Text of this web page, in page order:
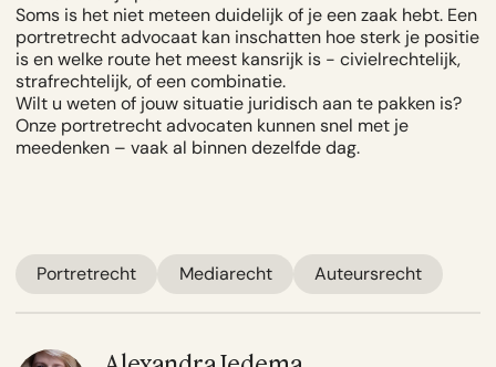
Soms is het niet meteen duidelijk of je een zaak hebt. Een
portretrecht advocaat kan inschatten hoe sterk je positie
is en welke route het meest kansrijk is - civielrechtelijk,
strafrechtelijk, of een combinatie.
Wilt u weten of jouw situatie juridisch aan te pakken is?
Onze portretrecht advocaten kunnen snel met je
meedenken – vaak al binnen dezelfde dag.
Portretrecht Mediarecht Auteursrecht